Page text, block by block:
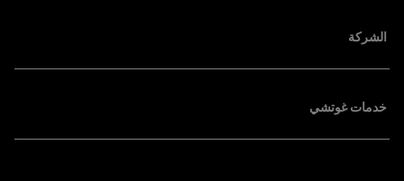
الشركة
خدمات غوتشي